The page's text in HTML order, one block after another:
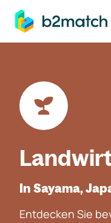
springen
In Sayama,
Entdecken Sie